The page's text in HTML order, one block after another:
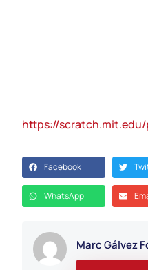
https://scratch.mit.edu/
Facebook
WhatsApp
Marc Gálvez